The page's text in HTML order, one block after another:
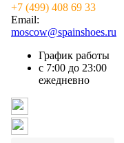
+7 (499) 408 69 33
Email:
mosсow@spainshoes.ru
График работы
с 7:00 до 23:00
ежедневно